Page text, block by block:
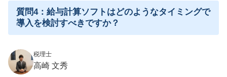
質問4：給与計算ソフトはどのようなタイミングで
導入を検討すべきですか？
税理士
高崎 文秀